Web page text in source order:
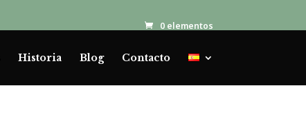
0 elementos
Historia Blog Contacto